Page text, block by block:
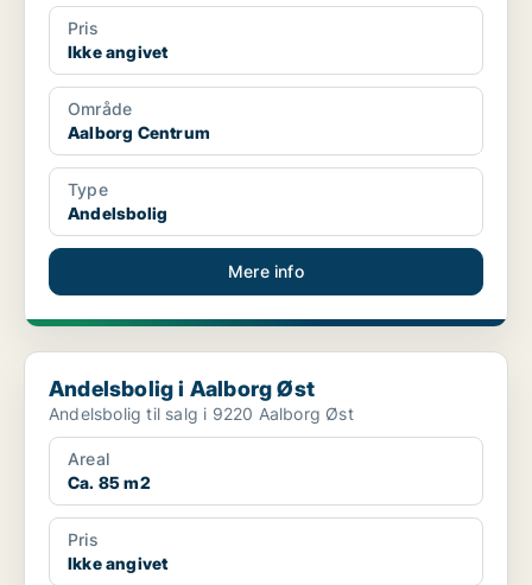
Pris
Ikke angivet
Område
Aalborg Centrum
Type
Andelsbolig
Mere info
Andelsbolig i Aalborg Øst
Andelsbolig i Aalborg Øst
Andelsbolig til salg i 9220 Aalborg Øst
Areal
Ca. 85 m2
Pris
Ikke angivet